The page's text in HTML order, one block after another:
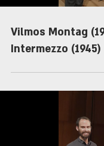
Vilmos Montag
Intermezzo (1945)